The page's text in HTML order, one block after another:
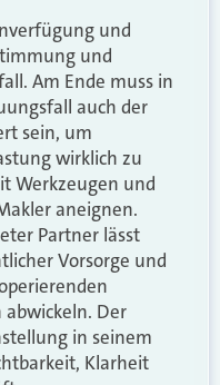
und
und
Am Ende muss in
auch der
sein, um
wirklich zu
Werkzeugen und
aneignen.
Partner lässt
Vorsorge und
Der
in seinem
Klarheit